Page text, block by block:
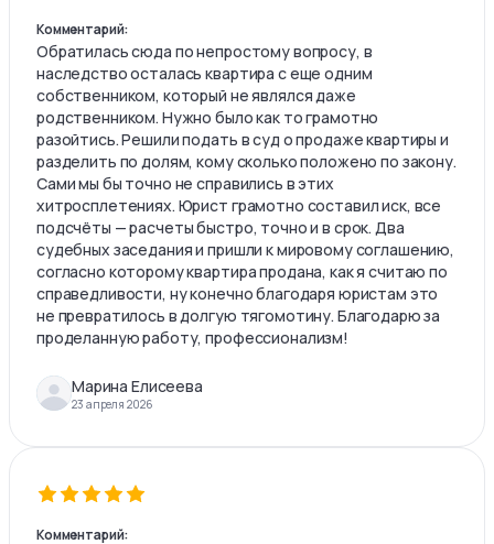
Комментарий:
Обратилась сюда по непростому вопросу, в
наследство осталась квартира с еще одним
собственником, который не являлся даже
родственником. Нужно было как то грамотно
разойтись. Решили подать в суд о продаже квартиры и
разделить по долям, кому сколько положено по закону.
Сами мы бы точно не справились в этих
хитросплетениях. Юрист грамотно составил иск, все
подсчёты — расчеты быстро, точно и в срок. Два
судебных заседания и пришли к мировому соглашению,
согласно которому квартира продана, как я считаю по
справедливости, ну конечно благодаря юристам это
не превратилось в долгую тягомотину. Благодарю за
проделанную работу, профессионализм!
Марина Елисеева
23 апреля 2026
Комментарий: